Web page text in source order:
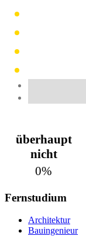
überhaupt
nicht
0%
Fernstudium
Architektur
Bauingenieur